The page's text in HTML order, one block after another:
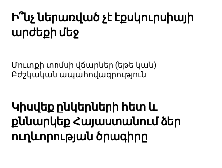
Ի՞նչ ներառված չէ էքսկուրսիայի
արժեքի մեջ
Մուտքի տոմսի վճարներ (եթե կան)
Բժշկական ապահովագրություն
Կիսվեք ընկերների հետ և
քննարկեք Հայաստանում ձեր
ուղևորության ծրագիրը